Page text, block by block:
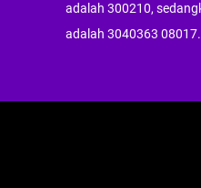
adalah 300210,
adalah 3040363 08017.